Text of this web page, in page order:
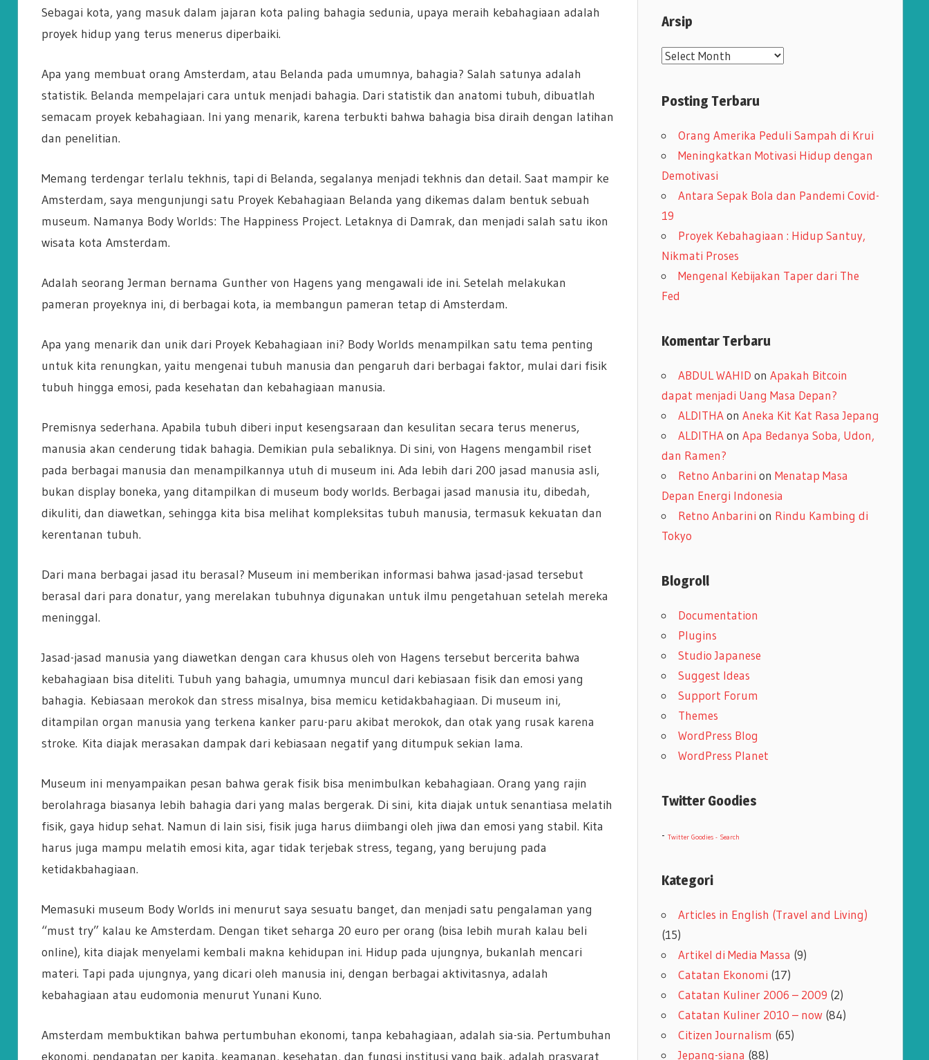
Sebagai kota, yang masuk dalam jajaran kota paling bahagia sedunia, upaya meraih kebahagiaan adalah
proyek hidup yang terus menerus diperbaiki.
Apa yang membuat orang Amsterdam, atau Belanda pada umumnya, bahagia? Salah satunya adalah
statistik. Belanda mempelajari cara untuk menjadi bahagia. Dari statistik dan anatomi tubuh, dibuatlah
semacam proyek kebahagiaan. Ini yang menarik, karena terbukti bahwa bahagia bisa diraih dengan latihan
dan penelitian.
Memang terdengar terlalu tekhnis, tapi di Belanda, segalanya menjadi tekhnis dan detail. Saat mampir ke
Amsterdam, saya mengunjungi satu Proyek Kebahagiaan Belanda yang dikemas dalam bentuk sebuah
museum. Namanya Body Worlds: The Happiness Project. Letaknya di Damrak, dan menjadi salah satu ikon
wisata kota Amsterdam.
Adalah seorang Jerman bernama Gunther von Hagens yang mengawali ide ini. Setelah melakukan
pameran proyeknya ini, di berbagai kota, ia membangun pameran tetap di Amsterdam.
Apa yang menarik dan unik dari Proyek Kebahagiaan ini? Body Worlds menampilkan satu tema penting
untuk kita renungkan, yaitu mengenai tubuh manusia dan pengaruh dari berbagai faktor, mulai dari fisik
tubuh hingga emosi, pada kesehatan dan kebahagiaan manusia.
Premisnya sederhana. Apabila tubuh diberi input kesengsaraan dan kesulitan secara terus menerus,
manusia akan cenderung tidak bahagia. Demikian pula sebaliknya. Di sini, von Hagens mengambil riset
pada berbagai manusia dan menampilkannya utuh di museum ini. Ada lebih dari 200 jasad manusia asli,
bukan display boneka, yang ditampilkan di museum body worlds. Berbagai jasad manusia itu, dibedah,
dikuliti, dan diawetkan, sehingga kita bisa melihat kompleksitas tubuh manusia, termasuk kekuatan dan
kerentanan tubuh.
Dari mana berbagai jasad itu berasal? Museum ini memberikan informasi bahwa jasad-jasad tersebut
berasal dari para donatur, yang merelakan tubuhnya digunakan untuk ilmu pengetahuan setelah mereka
meninggal.
Jasad-jasad manusia yang diawetkan dengan cara khusus oleh von Hagens tersebut bercerita bahwa
kebahagiaan bisa diteliti. Tubuh yang bahagia, umumnya muncul dari kebiasaan fisik dan emosi yang
bahagia. Kebiasaan merokok dan stress misalnya, bisa memicu ketidakbahagiaan. Di museum ini,
ditampilan organ manusia yang terkena kanker paru-paru akibat merokok, dan otak yang rusak karena
stroke. Kita diajak merasakan dampak dari kebiasaan negatif yang ditumpuk sekian lama.
Museum ini menyampaikan pesan bahwa gerak fisik bisa menimbulkan kebahagiaan. Orang yang rajin
berolahraga biasanya lebih bahagia dari yang malas bergerak. Di sini, kita diajak untuk senantiasa melatih
fisik, gaya hidup sehat. Namun di lain sisi, fisik juga harus diimbangi oleh jiwa dan emosi yang stabil. Kita
harus juga mampu melatih emosi kita, agar tidak terjebak stress, tegang, yang berujung pada
ketidakbahagiaan.
Memasuki museum Body Worlds ini menurut saya sesuatu banget, dan menjadi satu pengalaman yang
“must try” kalau ke Amsterdam. Dengan tiket seharga 20 euro per orang (bisa lebih murah kalau beli
online), kita diajak menyelami kembali makna kehidupan ini. Hidup pada ujungnya, bukanlah mencari
materi. Tapi pada ujungnya, yang dicari oleh manusia ini, dengan berbagai aktivitasnya, adalah
kebahagiaan atau eudomonia menurut Yunani Kuno.
Amsterdam membuktikan bahwa pertumbuhan ekonomi, tanpa kebahagiaan, adalah sia-sia. Pertumbuhan
ekonomi, pendapatan per kapita, keamanan, kesehatan, dan fungsi institusi yang baik, adalah prasyarat
Arsip
A
s
p
Posting Terbaru
Orang Amerika Peduli Sampah di Krui
Meningkatkan Motivasi Hidup dengan
Demotivasi
Antara Sepak Bola dan Pandemi Covid-
19
Proyek Kebahagiaan : Hidup Santuy,
Nikmati Proses
Mengenal Kebijakan Taper dari The
Fed
Komentar Terbaru
ABDUL WAHID on Apakah Bitcoin
dapat menjadi Uang Masa Depan?
ALDITHAon Aneka Kit Kat Rasa Jepang
ALDITHAon Apa Bedanya Soba, Udon,
dan Ramen?
Retno Anbarini on Menatap Masa
Depan Energi Indonesia
Retno Anbarini on Rindu Kambing di
Tokyo
Blogroll
Documentation
Plugins
Studio Japanese
Suggest Ideas
Support Forum
Themes
WordPress Blog
WordPress Planet
Twitter Goodies
- Twitter Goodies - Search
Kategori
Articles in English (Travel and Living)
(15)
Artikel di Media Massa (9)
Catatan Ekonomi (17)
Catatan Kuliner 2006 – 2009 (2)
Catatan Kuliner 2010 – now(84)
Citizen Journalism (65)
Jepang-siana (88)